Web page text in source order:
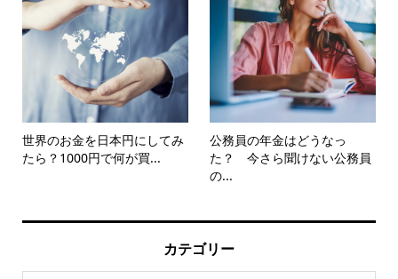
世界のお金を日本円にしてみ
たら？1000円で何が買...
公務員の年金はどうなっ
た？ 今さら聞けない公務員
の...
カテゴリー